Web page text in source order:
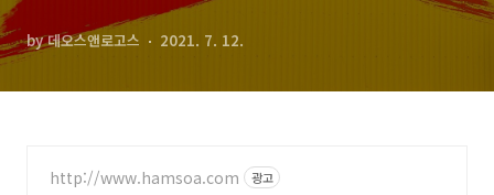
by 데오스앤로고스 2021. 7. 12.
http://www.hamsoa.com 광고